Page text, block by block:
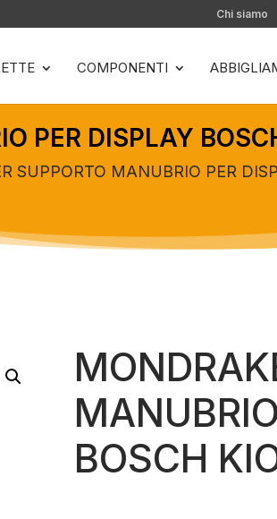
Chi siamo
COMPONENTI
PER DISPLAY
SUPPORTO MANUBRIO PER
BOSCH